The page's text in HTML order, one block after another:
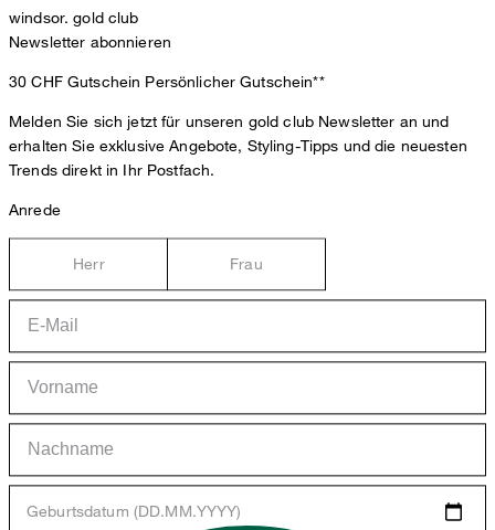
windsor. gold club
Newsletter abonnieren
30 CHF Gutschein Persönlicher Gutschein**
Melden Sie sich jetzt für unseren gold club Newsletter an und
erhalten Sie exklusive Angebote, Styling-Tipps und die neuesten
Trends direkt in Ihr Postfach.
Anrede
Herr Frau
Geburtsdatum (DD.MM.YYYY)